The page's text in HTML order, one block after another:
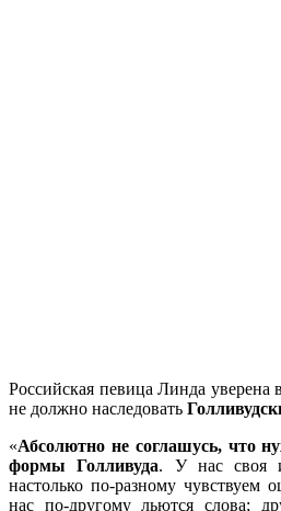
Российская певица Линда уверена
не должно наследовать
«Абсолютно не соглашусь, что
формы Голливуда. У нас своя
настолько по-разному
нас по-другому льются слова;